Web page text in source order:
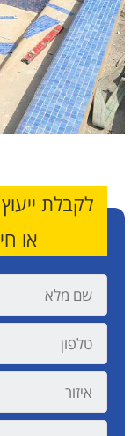
לקבלת
או